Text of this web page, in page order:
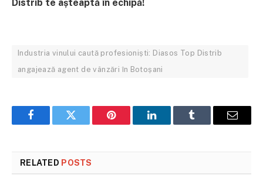
Distrib te așteaptă în echipă!
Industria vinului caută profesioniști: Diasos Top Distrib
angajează agent de vânzări în Botoșani
FacebookTwitter Pinterest LinkedInTumblr Email
RELATED POSTS